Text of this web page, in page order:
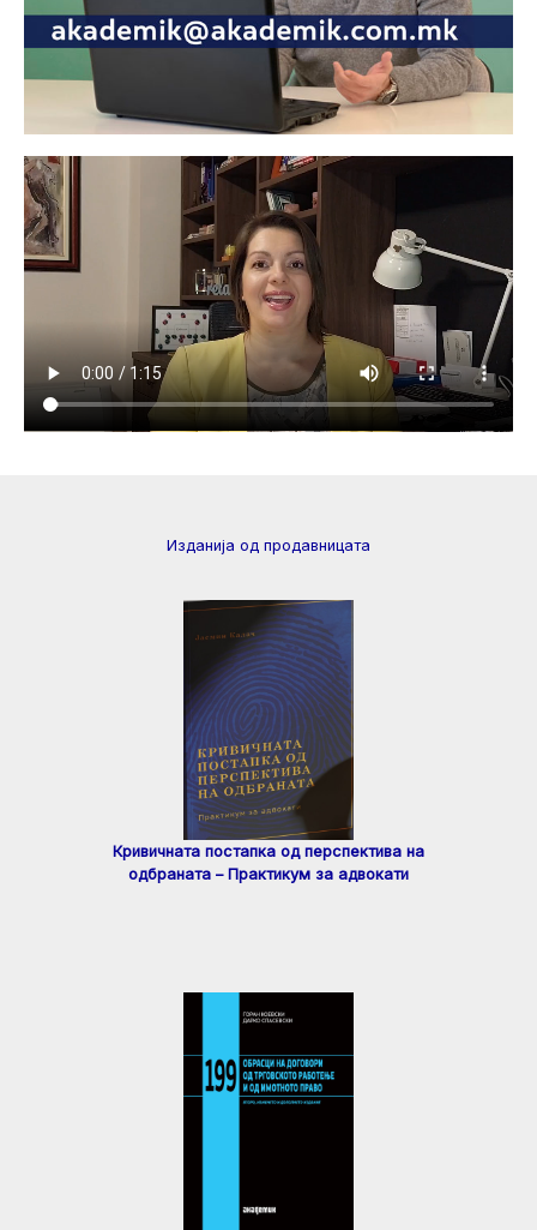
Изданија од продавницата
Кривичната постапка од перспектива на
одбраната – Практикум за адвокати